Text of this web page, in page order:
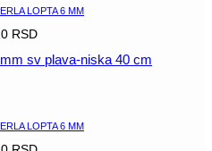
LOPTA 6 MM
RSD
sv plava-niska 40 cm
LOPTA 6 MM